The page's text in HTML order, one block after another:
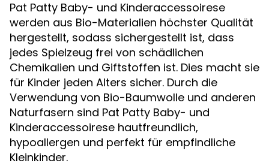
Pat Patty Baby- und Kinderaccessoirese
werden aus Bio-Materialien höchster Qualität
hergestellt, sodass sichergestellt ist, dass
jedes Spielzeug frei von schädlichen
Chemikalien und Giftstoffen ist. Dies macht sie
für Kinder jeden Alters sicher. Durch die
Verwendung von Bio-Baumwolle und anderen
Naturfasern sind Pat Patty Baby- und
Kinderaccessoirese hautfreundlich,
hypoallergen und perfekt für empfindliche
Kleinkinder.